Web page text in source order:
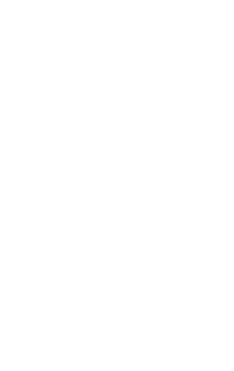
究两方，是专接棘手麻烦案件的侦探事务
可触碰之物”。世代担任山神守护的三十
师、国王、贤者、勇者。而其中数量最
在首都的生活。然而，周围的环境却不
地描绘了瑞稀、佐野、中津三人之间的情